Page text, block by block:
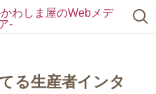
る生産者インタ